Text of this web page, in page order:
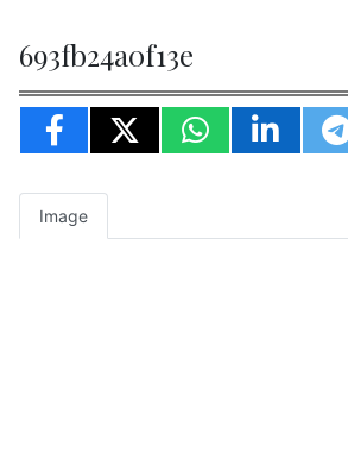
693fb24a0f13e
Image